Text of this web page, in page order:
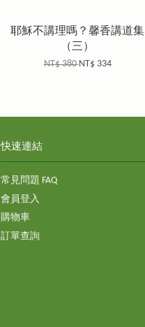
耶穌不講理嗎？馨香講道集
（三）
NT$ 380NT$ 334
快速連結
常見問題 FAQ
會員登入
購物車
訂單查詢